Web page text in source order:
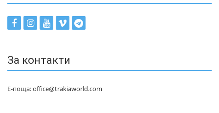
За контакти
Е-поща: office@trakiaworld.com